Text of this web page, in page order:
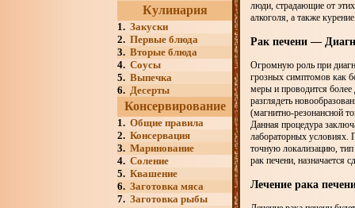
Кулинария
1. Закуски
2. Первые блюда
3. Вторые блюда
4. Соусы
5. Выпечка
6. Десерты
Консервирование
1. Общие правила
2. Консервация
3. Маринование
4. Соление
5. Квашение
6. Заготовка мяса
7. Заготовка рыбы
люди, страдающие от
алкоголя, а также
Рак печени —
Огромную роль при
грозных симптомов как
меры и проводится
разглядеть
(магнитно-резонансной
Данная процедура
лабораторных условиях.
точную локализацию, тип
рак печени,
Лечение рака